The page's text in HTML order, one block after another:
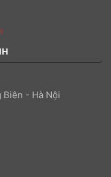
Biên - Hà Nội